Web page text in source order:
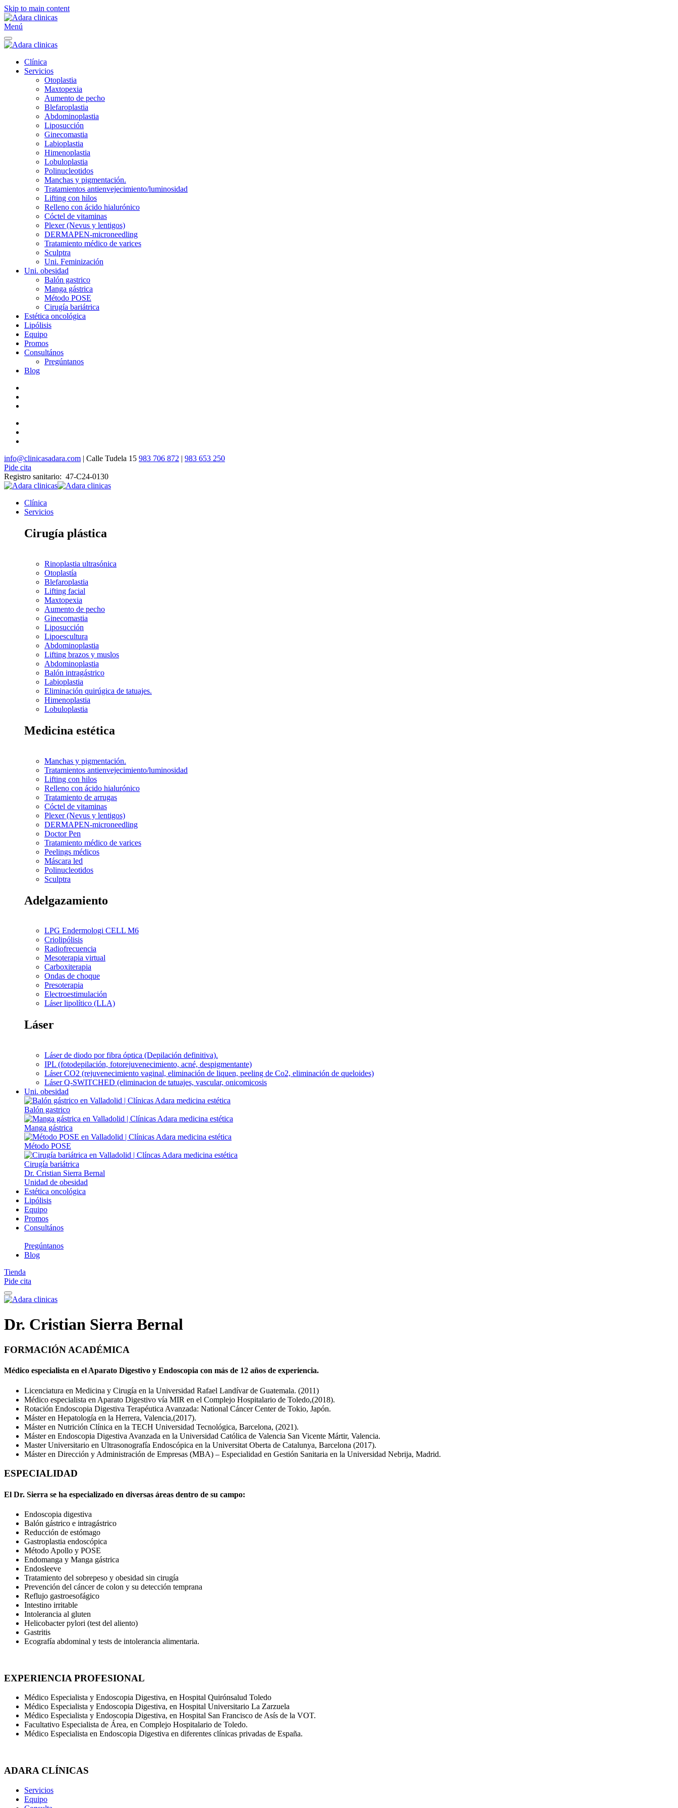
Skip to main content
Menú
Clínica
Servicios
Otoplastia
Maxtopexia
Aumento de pecho
Blefaroplastia
Abdominoplastia
Liposucción
Ginecomastia
Labioplastia
Himenoplastia
Lobuloplastia
Polinucleotidos
Manchas y pigmentación.
Tratamientos antienvejecimiento/luminosidad
Lifting con hilos
Relleno con ácido hialurónico
Cóctel de vitaminas
Plexer (Nevus y lentigos)
DERMAPEN-microneedling
Tratamiento médico de varices
Sculptra
Uni. Feminización
Uni. obesidad
Balón gastrico
Manga gástrica
Método POSE
Cirugía bariátrica
Estética oncológica
Lipólisis
Equipo
Promos
Consultános
Pregúntanos
Blog
info@clinicasadara.com | Calle Tudela 15 983 706 872 | 983 653 250
Pide cita
Registro sanitario: 47-C24-0130
Clínica
Servicios
Cirugía plástica
Rinoplastia ultrasónica
Otoplastía
Blefaroplastia
Lifting facial
Maxtopexia
Aumento de pecho
Ginecomastia
Liposucción
Lipoescultura
Abdominoplastia
Lifting brazos y muslos
Abdominoplastia
Balón intragástrico
Labioplastia
Eliminación quirúgica de tatuajes.
Himenoplastia
Lobuloplastia
Medicina estética
Manchas y pigmentación.
Tratamientos antienvejecimiento/luminosidad
Lifting con hilos
Relleno con ácido hialurónico
Tratamiento de arrugas
Cóctel de vitaminas
Plexer (Nevus y lentigos)
DERMAPEN-microneedling
Doctor Pen
Tratamiento médico de varices
Peelings médicos
Máscara led
Polinucleotidos
Sculptra
Adelgazamiento
LPG Endermologi CELL M6
Criolipólisis
Radiofrecuencia
Mesoterapia virtual
Carboxiterapia
Ondas de choque
Presoterapia
Electroestimulación
Láser lipolítico (LLA)
Láser
Láser de diodo por fibra óptica (Depilación definitiva).
IPL (fotodepilación, fotorejuvenecimiento, acné, despigmentante)
Láser CO2 (rejuvenecimiento vaginal, eliminación de liquen, peeling de Co2, eliminación de queloides)
Láser Q-SWITCHED (eliminacion de tatuajes, vascular, onicomicosis
Uni. obesidad
Balón gastrico
Manga gástrica
Método POSE
Cirugía bariátrica
Dr. Cristian Sierra Bernal
Unidad de obesidad
Estética oncológica
Lipólisis
Equipo
Promos
Consultános
Pregúntanos
Blog
Tienda
Pide cita
Dr. Cristian Sierra Bernal
FORMACIÓN ACADÉMICA
Médico especialista en el Aparato Digestivo y Endoscopia con más de 12 años de experiencia.
Licenciatura en Medicina y Cirugía en la Universidad Rafael Landívar de Guatemala. (2011)
Médico especialista en Aparato Digestivo vía MIR en el Complejo Hospitalario de Toledo,(2018).
Rotación Endoscopia Digestiva Terapéutica Avanzada: National Cáncer Center de Tokio, Japón.
Máster en Hepatología en la Herrera, Valencia,(2017).
Máster en Nutrición Clínica en la TECH Universidad Tecnológica, Barcelona, (2021).
Máster en Endoscopia Digestiva Avanzada en la Universidad Católica de Valencia San Vicente Mártir, Valencia.
Master Universitario en Ultrasonografía Endoscópica en la Universitat Oberta de Catalunya, Barcelona (2017).
Máster en Dirección y Administración de Empresas (MBA) – Especialidad en Gestión Sanitaria en la Universidad Nebrija, Madrid.
ESPECIALIDAD
El Dr. Sierra se ha especializado en diversas áreas dentro de su campo:
Endoscopia digestiva
Balón gástrico e intragástrico
Reducción de estómago
Gastroplastia endoscópica
Método Apollo y POSE
Endomanga y Manga gástrica
Endosleeve
Tratamiento del sobrepeso y obesidad sin cirugía
Prevención del cáncer de colon y su detección temprana
Reflujo gastroesofágico
Intestino irritable
Intolerancia al gluten
Helicobacter pylori (test del aliento)
Gastritis
Ecografía abdominal y tests de intolerancia alimentaria.
EXPERIENCIA PROFESIONAL
Médico Especialista y Endoscopia Digestiva, en Hospital Quirónsalud Toledo
Médico Especialista y Endoscopia Digestiva, en Hospital Universitario La Zarzuela
Médico Especialista y Endoscopia Digestiva, en Hospital San Francisco de Asís de la VOT.
Facultativo Especialista de Área, en Complejo Hospitalario de Toledo.
Médico Especialista en Endoscopia Digestiva en diferentes clínicas privadas de España.
ADARA CLÍNICAS
Servicios
Equipo